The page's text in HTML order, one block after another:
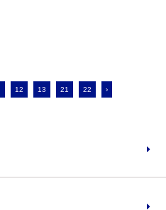
12 13 21 22 ›